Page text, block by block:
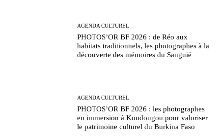
AGENDA CULTUREL
PHOTOS’OR BF 2026 : de Réo aux
habitats traditionnels, les photographes à la
découverte des mémoires du Sanguié
AGENDA CULTUREL
PHOTOS’OR BF 2026 : les photographes
en immersion à Koudougou pour valoriser
le patrimoine culturel du Burkina Faso